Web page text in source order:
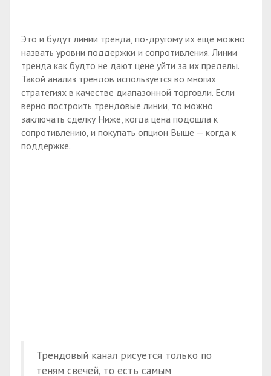
Это и будут линии тренда, по-другому их еще можно
назвать уровни поддержки и сопротивления. Линии
тренда как будто не дают цене уйти за их пределы.
Такой анализ трендов используется во многих
стратегиях в качестве диапазонной торговли. Если
верно построить трендовые линии, то можно
заключать сделку Ниже, когда цена подошла к
сопротивлению, и покупать опцион Выше — когда к
поддержке.
Трендовый канал рисуется только по
теням свечей, то есть самым